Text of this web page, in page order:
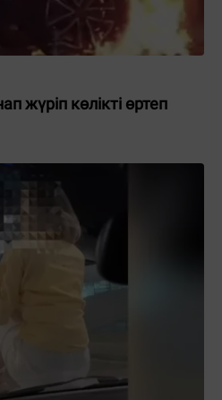
жүріп көлікті өртеп